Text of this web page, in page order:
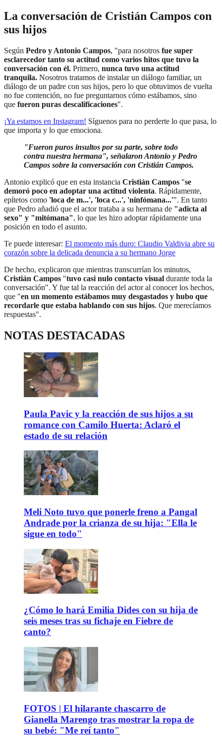
La conversación de Cristián Campos con
sus hijos
Según Pedro y Antonio Campos, "para nosotros fue super
esclarecedor tanto su actitud como varios hitos que tuvo la
conversación con él. Primero, nunca tuvo una actitud
tranquila. Nosotros tratamos de instalar un diálogo familiar, un
diálogo de un padre con sus hijos, pero lo que obtuvimos de vuelta
no fue contención, no fue preguntarnos cómo estábamos, sino
que fueron puras descalificaciones".
¡Ya estamos en Instagram! Síguenos para no perderte lo que pasa, lo
que importa y lo que emociona.
"Fueron puros insultos por su parte, sobre todo
contra nuestra hermana", señalaron Antonio y Pedro
Campos sobre la conversación con Cristián Campos.
Antonio explicó que en esta instancia Cristián Campos "se
demoró poco en adoptar una actitud violenta. Rápidamente,
epítetos como 'loca de m...', 'loca c...', 'ninfómana...'". En tanto
que Pedro añadió que el actor trataba a su hermana de "adicta al
sexo" y "mitómana", lo que les hizo adoptar rápidamente una
posición en todo el asunto.
Te puede interesar: El momento más duro: Claudio Valdivia abre su
corazón sobre la delicada denuncia a su hermano Jorge
De hecho, explicaron que mientras transcurrían los minutos,
Cristián Campos "tuvo casi nulo contacto visual durante toda la
conversación". Y fue tal la reacción del actor al conocer los hechos,
que "en un momento estábamos muy desgastados y hubo que
recordarle que estaba hablando con sus hijos. Que merecíamos
respuestas".
NOTAS DESTACADAS
Paula Pavic y la reacción de sus hijos a su
romance con Camilo Huerta: Aclaró el
estado de su relación
Meli Noto tuvo que ponerle freno a Pangal
Andrade por la crianza de su hija: "Ella le
sigue en todo"
¿Cómo lo hará Emilia Dides con su hija de
seis meses tras su fichaje en Fiebre de
canto?
FOTOS | El hilarante chascarro de
Gianella Marengo tras mostrar la ropa de
su bebé: "Me reí tanto"